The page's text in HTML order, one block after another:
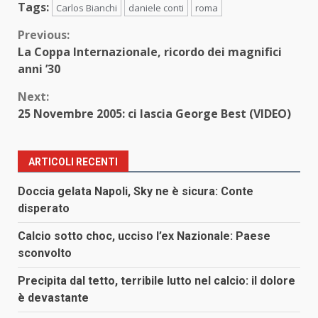
Tags: Carlos Bianchi daniele conti roma
Continue
Reading
Previous:
La Coppa Internazionale, ricordo dei magnifici
anni ’30
Next:
25 Novembre 2005: ci lascia George Best (VIDEO)
ARTICOLI RECENTI
Doccia gelata Napoli, Sky ne è sicura: Conte
disperato
Calcio sotto choc, ucciso l’ex Nazionale: Paese
sconvolto
Precipita dal tetto, terribile lutto nel calcio: il dolore
è devastante